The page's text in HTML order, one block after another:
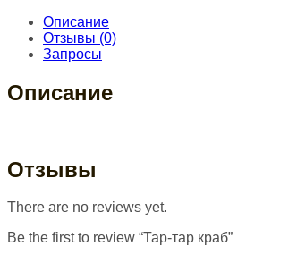
Описание
Отзывы (0)
Запросы
Описание
Отзывы
There are no reviews yet.
Be the first to review “Тар-тар краб”